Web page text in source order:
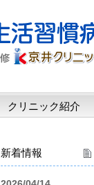
クリニック紹介
新着情報